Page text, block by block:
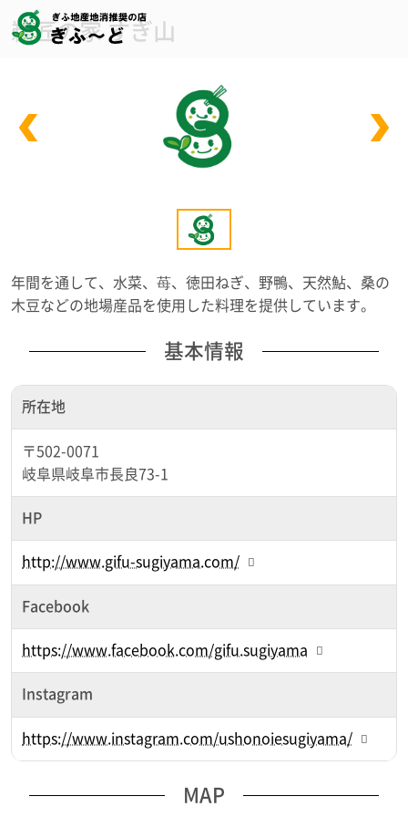
鵜匠の家 すぎ山
年間を通して、水菜、苺、徳田ねぎ、野鴨、天然鮎、桑の
木豆などの地場産品を使用した料理を提供しています。
基本情報
所在地
〒502-0071
岐阜県岐阜市長良73-1
HP
http://www.gifu-sugiyama.com/
Facebook
https://www.facebook.com/gifu.sugiyama
Instagram
https://www.instagram.com/ushonoiesugiyama/
MAP